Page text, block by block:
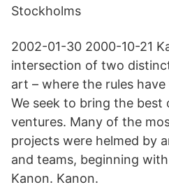
Stockholms
2002-01-30 2000-10-21
intersection of two
art – where the rules
We seek to bring the
ventures. Many of the
projects were helmed by
and teams, beginning
Kanon. Kanon.